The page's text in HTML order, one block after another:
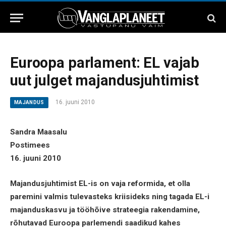
Euroopa parlament: EL vajab
uut julget majandusjuhtimist
MAJANDUS 16. juuni 2010
Sandra Maasalu
Postimees
16. juuni 2010
Majandusjuhtimist EL-is on vaja reformida, et olla
paremini valmis tulevasteks kriisideks ning tagada EL-i
majanduskasvu ja tööhõive strateegia rakendamine,
rõhutavad Euroopa parlemendi saadikud kahes